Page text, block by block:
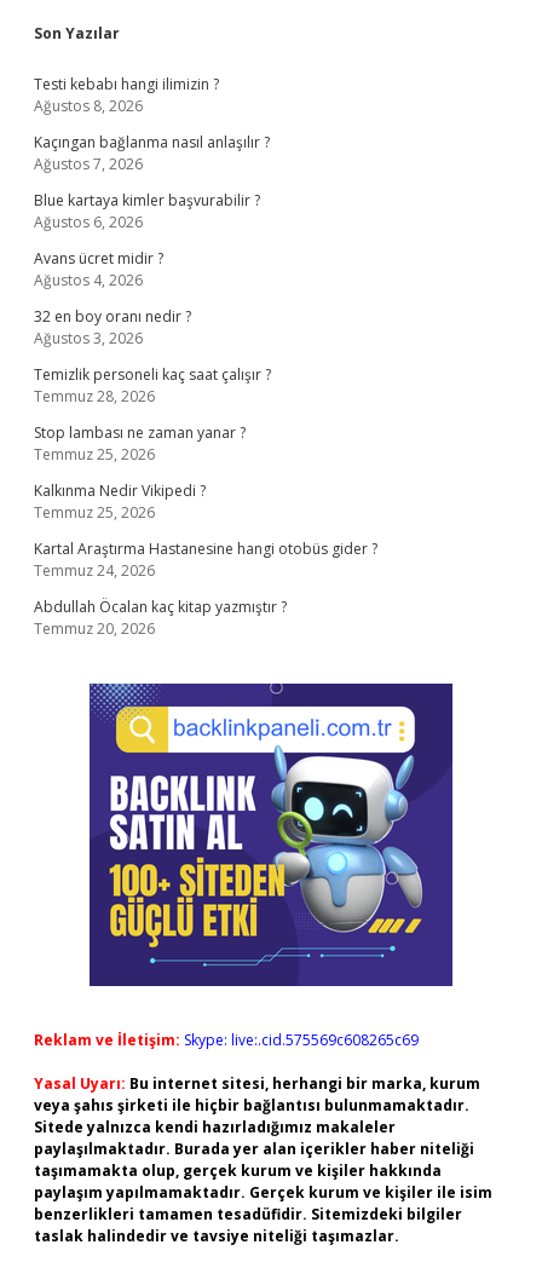
Sidebar
Son Yazılar
Testi kebabı hangi ilimizin ?
Ağustos 8, 2026
Kaçıngan bağlanma nasıl anlaşılır ?
Ağustos 7, 2026
Blue kartaya kimler başvurabilir ?
Ağustos 6, 2026
Avans ücret midir ?
Ağustos 4, 2026
32 en boy oranı nedir ?
Ağustos 3, 2026
Temizlik personeli kaç saat çalışır ?
Temmuz 28, 2026
Stop lambası ne zaman yanar ?
Temmuz 25, 2026
Kalkınma Nedir Vikipedi ?
Temmuz 25, 2026
Kartal Araştırma Hastanesine hangi otobüs gider ?
Temmuz 24, 2026
Abdullah Öcalan kaç kitap yazmıştır ?
Temmuz 20, 2026
Reklam ve İletişim: Skype: live:.cid.575569c608265c69
Yasal Uyarı: Bu internet sitesi, herhangi bir marka, kurum
veya şahıs şirketi ile hiçbir bağlantısı bulunmamaktadır.
Sitede yalnızca kendi hazırladığımız makaleler
paylaşılmaktadır. Burada yer alan içerikler haber niteliği
taşımamakta olup, gerçek kurum ve kişiler hakkında
paylaşım yapılmamaktadır. Gerçek kurum ve kişiler ile isim
benzerlikleri tamamen tesadüfidir. Sitemizdeki bilgiler
taslak halindedir ve tavsiye niteliği taşımazlar.